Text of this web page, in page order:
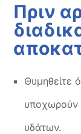
Πριν
Θυμηθείτε
υποχωρούν
υδάτων.